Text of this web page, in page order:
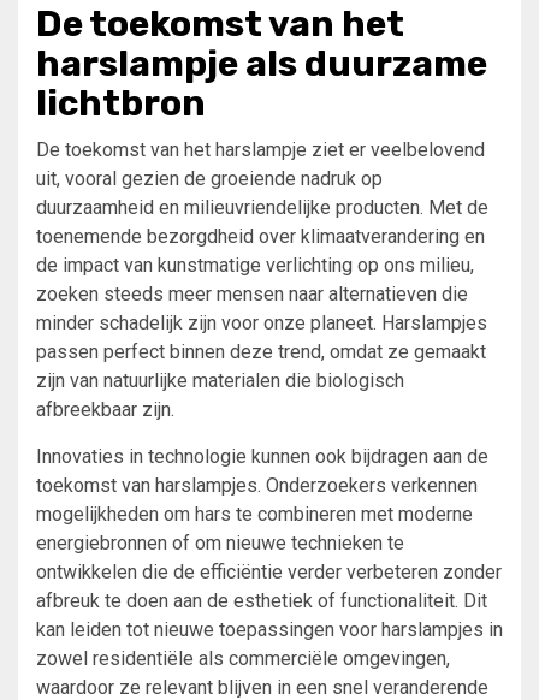
De toekomst van het
harslampje als duurzame
lichtbron
De toekomst van het harslampje ziet er veelbelovend
uit, vooral gezien de groeiende nadruk op
duurzaamheid en milieuvriendelijke producten. Met de
toenemende bezorgdheid over klimaatverandering en
de impact van kunstmatige verlichting op ons milieu,
zoeken steeds meer mensen naar alternatieven die
minder schadelijk zijn voor onze planeet. Harslampjes
passen perfect binnen deze trend, omdat ze gemaakt
zijn van natuurlijke materialen die biologisch
afbreekbaar zijn.
Innovaties in technologie kunnen ook bijdragen aan de
toekomst van harslampjes. Onderzoekers verkennen
mogelijkheden om hars te combineren met moderne
energiebronnen of om nieuwe technieken te
ontwikkelen die de efficiëntie verder verbeteren zonder
afbreuk te doen aan de esthetiek of functionaliteit. Dit
kan leiden tot nieuwe toepassingen voor harslampjes in
zowel residentiële als commerciële omgevingen,
waardoor ze relevant blijven in een snel veranderende